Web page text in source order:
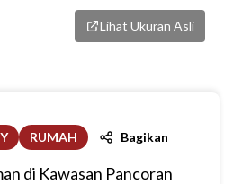
Lihat Ukuran Asli
RUMAH Bagikan
di Kawasan Pancoran